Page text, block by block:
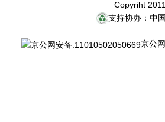
Copyriht
支持协办：中
京公